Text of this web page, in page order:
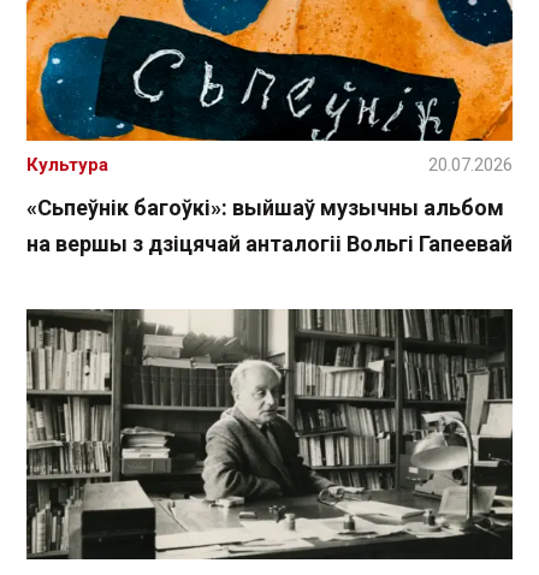
«Сьпеўнік багоўкі»: выйшаў музычны альбом
на вершы з дзіцячай анталогіі Вольгі Гапеевай
Культура 20.07.2026